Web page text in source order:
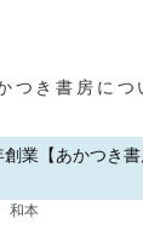
つき書房につ
業【あかつき
和本